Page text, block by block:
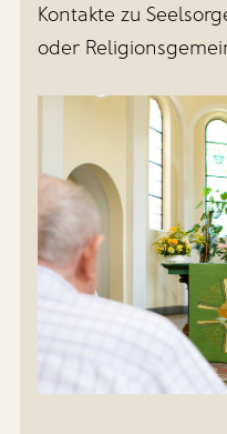
Kontakte zu
oder